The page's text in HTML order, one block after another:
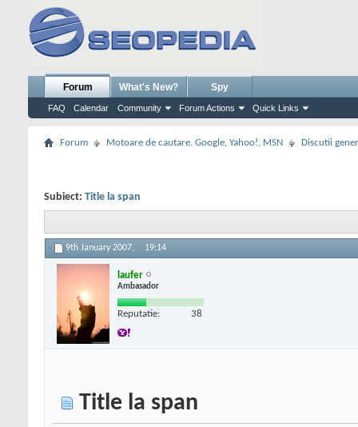
Forum
FAQ Calendar Community Forum Actions Quick Links
What's New? Spy
Forum Motoare de cautare. Google, Yahoo!, MSN Discutii
Subiect: Title la span
9th January 2007, 19:14
laufer
Ambasador
Reputatie: 38
Title la span